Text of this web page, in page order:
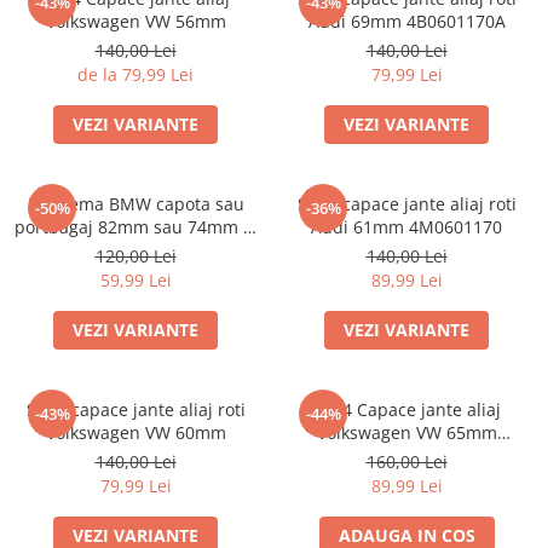
Volkswagen VW 56mm
140,00 Lei
de la 79,99 Lei
VEZI VARIANTE
Audi 69mm 4B0601170A
140,00 Lei
79,99 Lei
VEZI VARIANTE
-50%
Emblema BMW capota sau
portbagaj 82mm sau 74mm (8
132375 05)
120,00 Lei
59,99 Lei
VEZI VARIANTE
-36%
Set 4 capace jante aliaj roti
Audi 61mm 4M0601170
140,00 Lei
89,99 Lei
VEZI VARIANTE
-43%
Set 4 capace jante aliaj roti
Volkswagen VW 60mm
140,00 Lei
79,99 Lei
VEZI VARIANTE
-44%
Set 4 Capace jante aliaj
Volkswagen VW 65mm
5H0601171
160,00 Lei
89,99 Lei
ADAUGA IN COS